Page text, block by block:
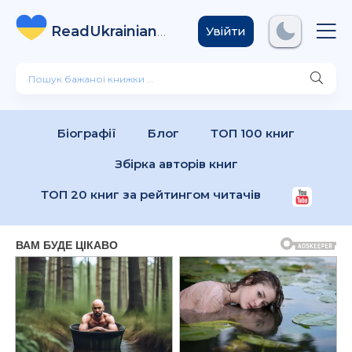
ReadUkrainian
Books .com
Увійти
Біографії Блог ТОП 100 книг
Збірка авторів книг
ТОП 20 книг за рейтингом читачів